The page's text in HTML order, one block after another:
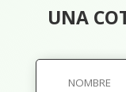
UNA